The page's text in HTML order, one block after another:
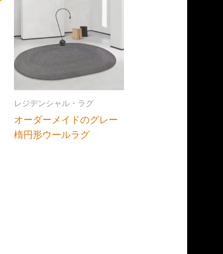
レジデンシャル・ラグ
オーダーメイドのグレー
楕円形ウールラグ